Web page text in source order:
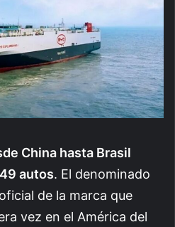
China hasta Brasil
autos. El denominado
de la marca que
vez en el América del